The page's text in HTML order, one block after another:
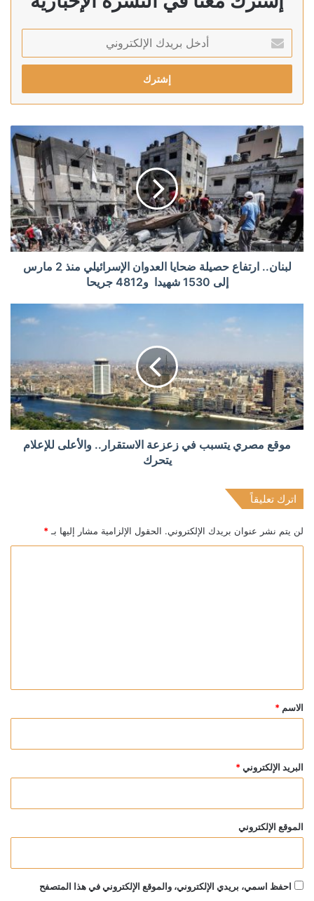
بريدك
الإلكتروني
لبنان.. ارتفاع حصيلة ضحايا العدوان الإسرائيلي منذ 2 مارس
إلى 1530 شهيدا و4812 جريحا
موقع مصري يتسبب في زعزعة الاستقرار.. والأعلى للإعلام
يتحرك
اترك تعليقاً
لن يتم نشر عنوان بريدك الإلكتروني. الحقول الإلزامية مشار إليها بـ *
*
الاسم *
البريد الإلكتروني *
الموقع الإلكتروني
احفظ اسمي، بريدي الإلكتروني، والموقع الإلكتروني في هذا المتصفح